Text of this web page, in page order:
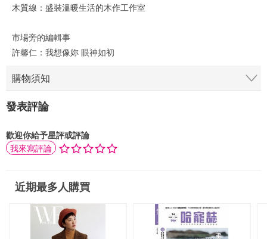
木質線：盛裝溫暖生活的木作工作室
市場旁的編輯事
許馨仁：我想像妳 眼神如初
購物須知
發表評論
歡迎你給予星評或評論
我來寫評論
近期最多人購買